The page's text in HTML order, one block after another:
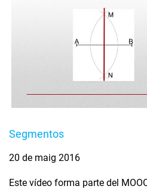
Segmentos
20 de maig 2016
Este vídeo forma parte del